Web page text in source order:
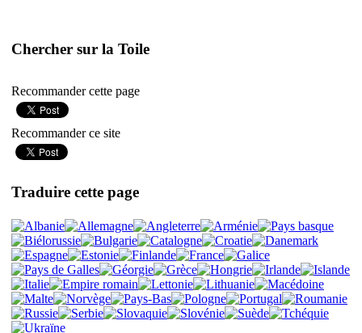
Chercher sur la Toile
Recommander cette page
Recommander ce site
Traduire cette page